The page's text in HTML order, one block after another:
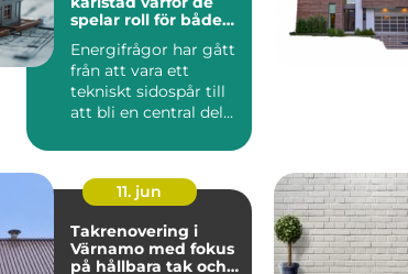
spelar roll för både
Energifrågor har gått
från att vara ett
tekniskt sidospår till
att bli en central del
11. jun
Takrenovering i
Värnamo med fokus
på hållbara tak och